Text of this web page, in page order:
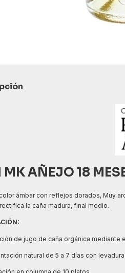
MK AÑEJO 18
ámbar con reflejos dorados, Muy
la caña madura, final medio.
de jugo de caña orgánica mediante
natural de 5 a 7 días con